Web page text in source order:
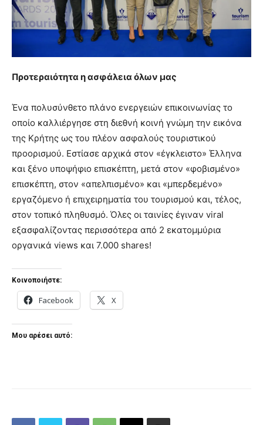
Προτεραιότητα η ασφάλεια όλων μας
Ένα πολυσύνθετο πλάνο ενεργειών επικοινωνίας το
οποίο καλλιέργησε στη διεθνή κοινή γνώμη την εικόνα
της Κρήτης ως του πλέον ασφαλούς τουριστικού
προορισμού. Εστίασε αρχικά στον «έγκλειστο» Έλληνα
και ξένο υποψήφιο επισκέπτη, μετά στον «φοβισμένο»
επισκέπτη, στον «απελπισμένο» και «μπερδεμένο»
εργαζόμενο ή επιχειρηματία του τουρισμού και, τέλος,
στον τοπικό πληθυσμό. Όλες οι ταινίες έγιναν viral
εξασφαλίζοντας περισσότερα από 2 εκατομμύρια
οργανικά views και 7.000 shares!
Κοινοποιήστε:
Facebook X
Μου αρέσει αυτό: